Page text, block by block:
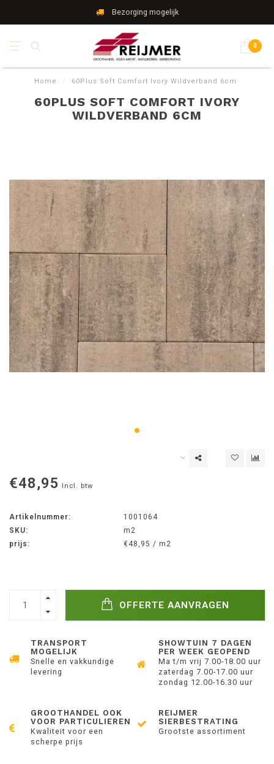
Bezorging mogelijk
0
Home / 60Plus Soft Comfort Ivory Wildverband 6cm
60PLUS SOFT COMFORT IVORY
WILDVERBAND 6CM
€48,95 Incl. btw
Artikelnummer:
1001064
SKU:
m2
prijs:
€48,95 / m2
OFFERTE AANVRAGEN
TRANSPORT
MOGELIJK
Snelle en vakkundige
levering
SHOWTUIN 7 DAGEN
PER WEEK GEOPEND
Ma t/m vrij 7.00-18.00 uur
zaterdag 7.00-17.00 uur
zondag 12.00-16.30 uur
GROOTHANDEL OOK
VOOR PARTICULIEREN
Kwaliteit voor een
scherpe prijs
REIJMER
SIERBESTRATING
Grootste assortiment